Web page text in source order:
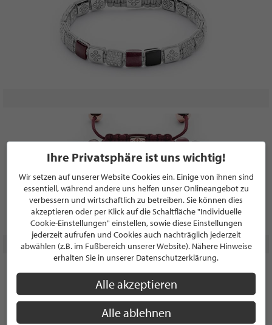
Ihre Privatsphäre ist uns wichtig!
Wir setzen auf unserer Website Cookies ein. Einige von ihnen sind
essentiell, während andere uns helfen unser Onlineangebot zu
verbessern und wirtschaftlich zu betreiben. Sie können dies
akzeptieren oder per Klick auf die Schaltfläche "Individuelle
Cookie-Einstellungen" einstellen, sowie diese Einstellungen
jederzeit aufrufen und Cookies auch nachträglich jederzeit
abwählen (z.B. im Fußbereich unserer Website). Nähere Hinweise
erhalten Sie in unserer Datenschutzerklärung.
Alle akzeptieren
Alle ablehnen